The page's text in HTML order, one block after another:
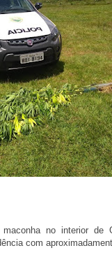
no interior de
com